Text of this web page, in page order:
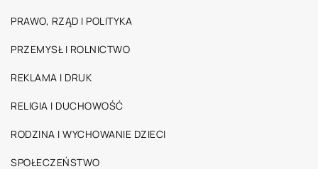
PRAWO, RZĄD I POLITYKA
PRZEMYSŁ I ROLNICTWO
REKLAMA I DRUK
RELIGIA I DUCHOWOŚĆ
RODZINA I WYCHOWANIE DZIECI
SPOŁECZEŃSTWO